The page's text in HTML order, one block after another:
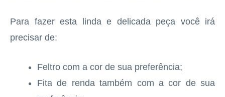
Para fazer esta linda e delicada peça você irá
precisar de:
Feltro com a cor de sua preferência;
Fita de renda também com a cor de sua